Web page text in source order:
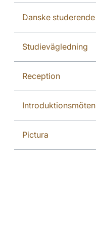
Danske studerende
Studievägledning
Reception
Introduktionsmöten
Pictura